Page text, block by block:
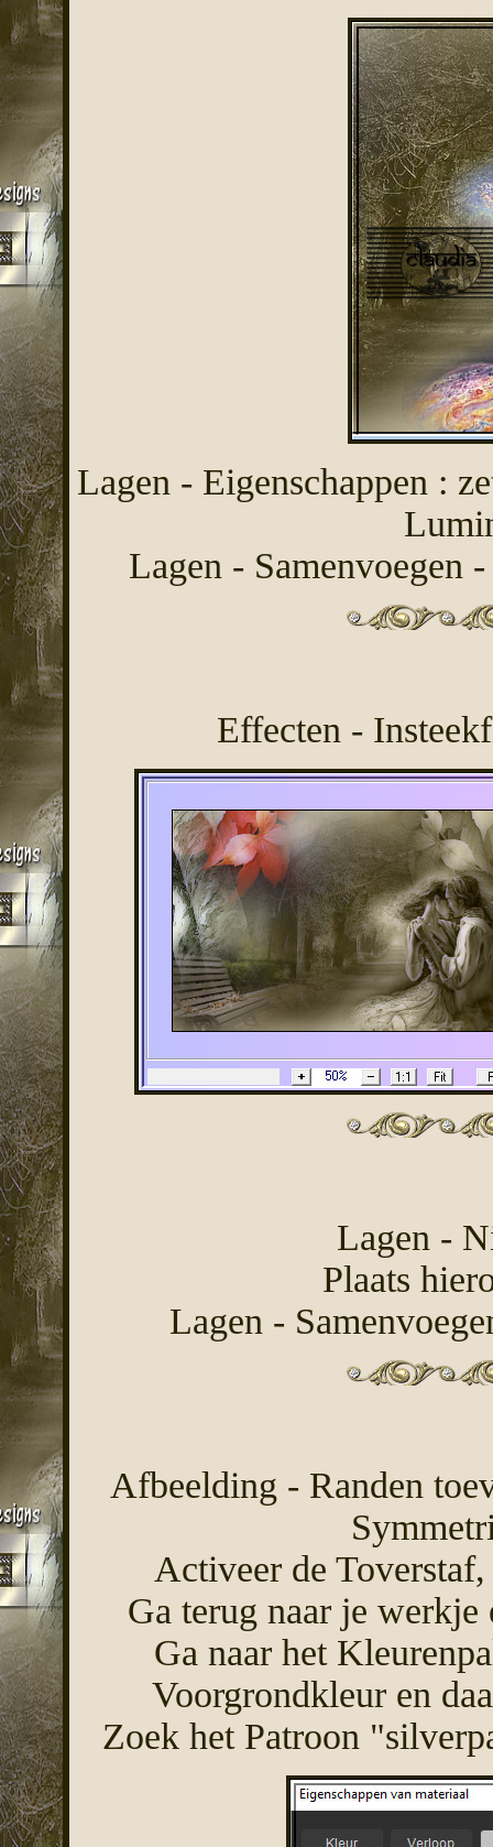
Lagen - Eigenschappen :
Lagen - Samenvoegen
Effecten -
Lagen -
Plaats
Lagen -
Afbeelding - Randen
Activeer de
Ga terug naar je werkje
Ga naar het
Voorgrondkleur en
Zoek het Patroon